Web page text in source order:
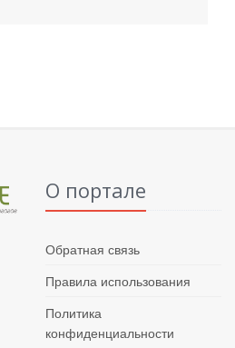
О портале
Обратная связь
Правила использования
Политика
конфиденциальности